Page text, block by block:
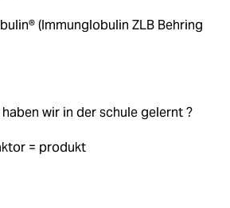
(Immunglobulin ZLB Behring
wir in der schule gelernt ?
= produkt